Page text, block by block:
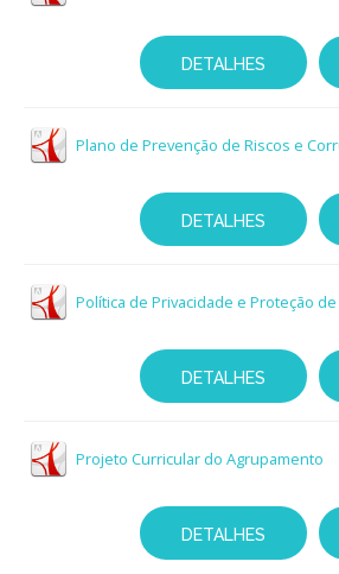
DETALHES
Plano de Prevenção de Riscos e
DETALHES
Política de Privacidade e Proteção
DETALHES
Projeto Curricular do Agrupamento
DETALHES